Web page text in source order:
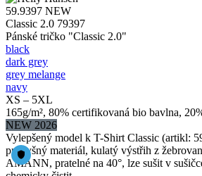
59.9397 NEW
Classic 2.0 79397
Pánské tričko "Classic 2.0"
black
dark grey
grey melange
navy
XS – 5XL
165g/m², 80% certifikovaná bio bavlna,
NEW 2026
Vylepšený model k T-Shirt Classic (artikl:
prodyšný materiál, kulatý výstřih z
AMANN, pratelné na 40°, lze sušit v